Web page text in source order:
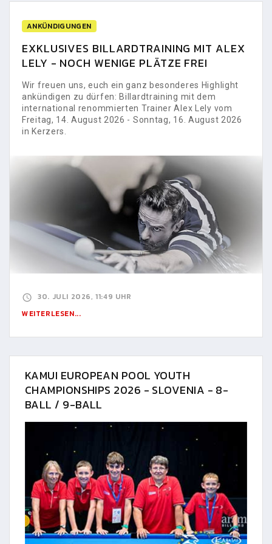
ANKÜNDIGUNGEN
EXKLUSIVES BILLARDTRAINING MIT ALEX
LELY - NOCH WENIGE PLÄTZE FREI
Wir freuen uns, euch ein ganz besonderes Highlight
ankündigen zu dürfen: Billardtraining mit dem
international renommierten Trainer Alex Lely vom
Freitag, 14. August 2026 - Sonntag, 16. August 2026
in Kerzers.
30. JULI 2026, 11:49 UHR
WEITERLESEN...
KAMUI EUROPEAN POOL YOUTH
CHAMPIONSHIPS 2026 - SLOVENIA - 8-
BALL / 9-BALL